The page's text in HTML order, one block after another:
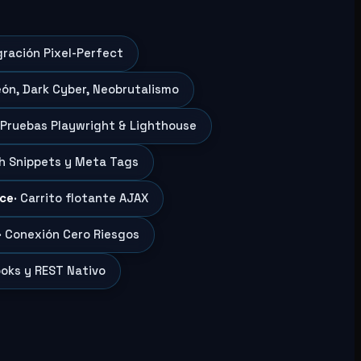
Pixel-Perfect
Dark Cyber, Neobrutalismo
Pruebas Playwright & Lighthouse
Snippets y Meta Tags
· Carrito flotante AJAX
Conexión Cero Riesgos
y REST Nativo